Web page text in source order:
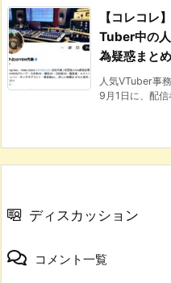
【コレコレ
Tuber中の
為疑惑まとめ
人気VTuber事
9月1日に、配信
ディスカッション
コメント一覧